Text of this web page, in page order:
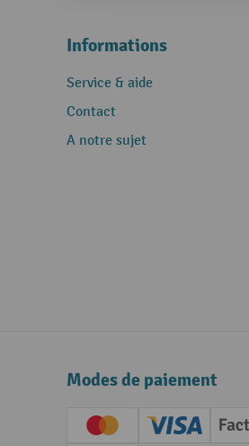
Informations
Service & aide
Contact
A notre sujet
Modes de paiement
Creditcard (Master)
Creditcard